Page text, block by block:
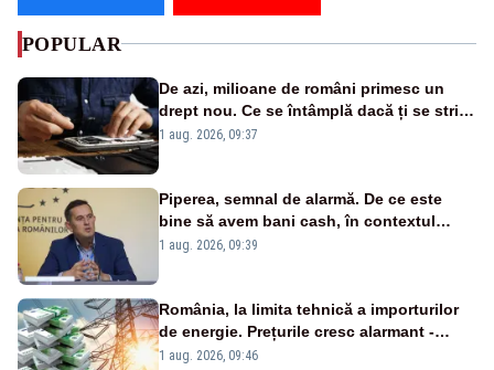
POPULAR
De azi, milioane de români primesc un
drept nou. Ce se întâmplă dacă ți se strică
un produs
1 aug. 2026, 09:37
Piperea, semnal de alarmă. De ce este
bine să avem bani cash, în contextul
alertei energetice?
1 aug. 2026, 09:39
România, la limita tehnică a importurilor
de energie. Prețurile cresc alarmant -
Analiză Realitatea Plus
1 aug. 2026, 09:46